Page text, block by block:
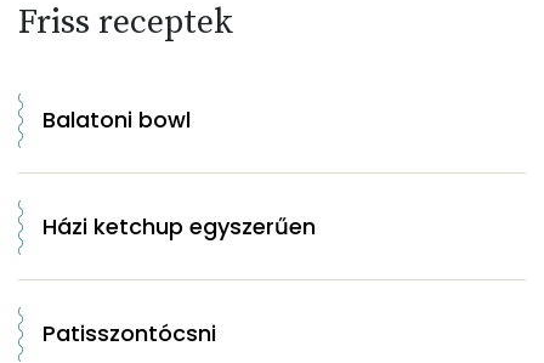
Friss receptek
Balatoni bowl
Házi ketchup egyszerűen
Patisszontócsni